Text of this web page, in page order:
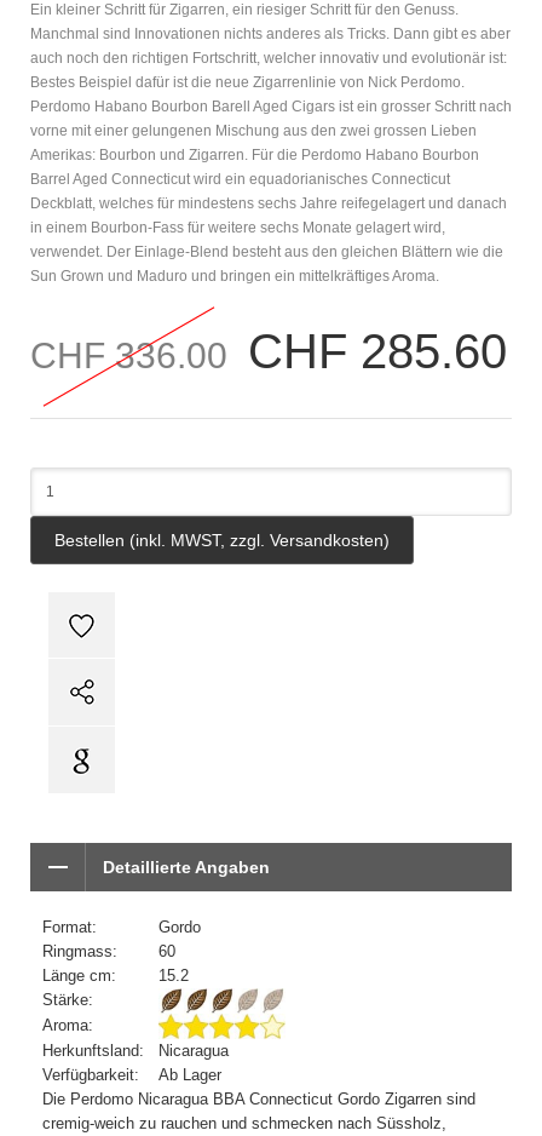
Ein kleiner Schritt für Zigarren, ein riesiger Schritt für den Genuss.
Manchmal sind Innovationen nichts anderes als Tricks. Dann gibt es aber
auch noch den richtigen Fortschritt, welcher innovativ und evolutionär ist:
Bestes Beispiel dafür ist die neue Zigarrenlinie von Nick Perdomo.
Perdomo Habano Bourbon Barell Aged Cigars ist ein grosser Schritt nach
vorne mit einer gelungenen Mischung aus den zwei grossen Lieben
Amerikas: Bourbon und Zigarren. Für die Perdomo Habano Bourbon
Barrel Aged Connecticut wird ein equadorianisches Connecticut
Deckblatt, welches für mindestens sechs Jahre reifegelagert und danach
in einem Bourbon-Fass für weitere sechs Monate gelagert wird,
verwendet. Der Einlage-Blend besteht aus den gleichen Blättern wie die
Sun Grown und Maduro und bringen ein mittelkräftiges Aroma.
CHF 336.00 CHF 285.60
Detaillierte Angaben
Format:
Gordo
Ringmass:
60
Länge cm:
15.2
Stärke:
Aroma:
Herkunftsland:
Nicaragua
Verfügbarkeit:
Ab Lager
Die Perdomo Nicaragua BBA Connecticut Gordo Zigarren sind
cremig-weich zu rauchen und schmecken nach Süssholz,